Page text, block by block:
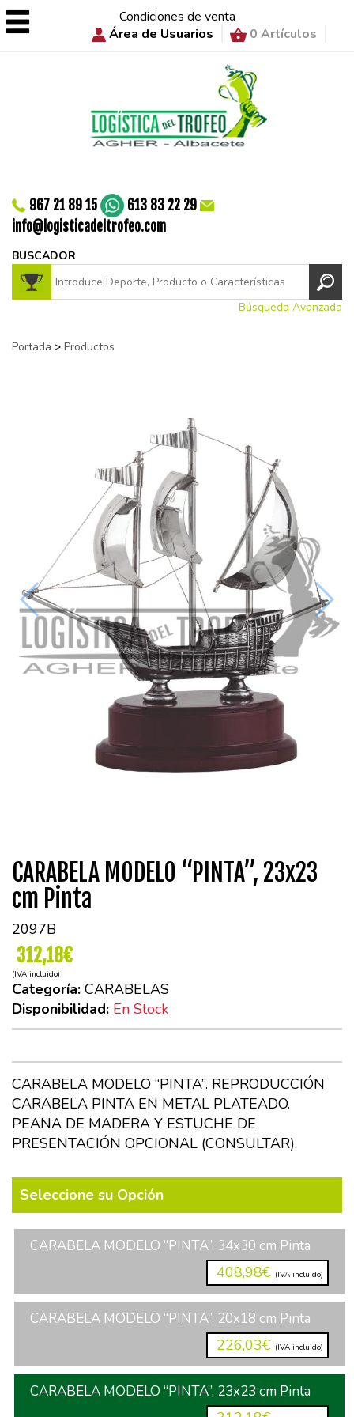
Condiciones de venta
Área de Usuarios
0 Artículos
967 21 89 15
613 83 22 29
info@logisticadeltrofeo.com
BUSCADOR
Búsqueda Avanzada
Portada > Productos
CARABELA MODELO “PINTA”, 23x23
cm Pinta
2097B
312,18€
(IVA incluido)
Categoría: CARABELAS
Disponibilidad: En Stock
CARABELA MODELO “PINTA”. REPRODUCCIÓN
CARABELA PINTA EN METAL PLATEADO.
PEANA DE MADERA Y ESTUCHE DE
PRESENTACIÓN OPCIONAL (CONSULTAR).
Seleccione su Opción
CARABELA MODELO “PINTA”, 34x30 cm Pinta
408,98€ (IVA incluido)
CARABELA MODELO “PINTA”, 20x18 cm Pinta
226,03€ (IVA incluido)
CARABELA MODELO “PINTA”, 23x23 cm Pinta